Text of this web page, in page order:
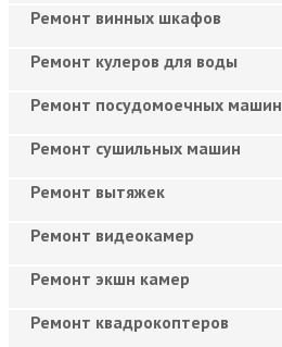
Ремонт винных шкафов
Ремонт кулеров для воды
Ремонт посудомоечных машин
Ремонт сушильных машин
Ремонт вытяжек
Ремонт видеокамер
Ремонт экшн камер
Ремонт квадрокоптеров